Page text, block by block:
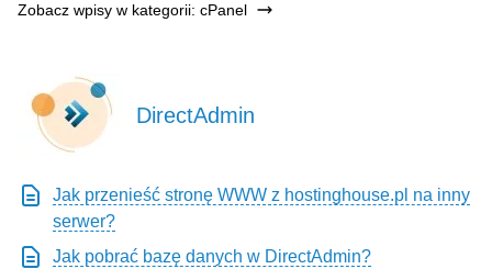
Zobacz wpisy w kategorii: cPanel
DirectAdmin
Jak przenieść stronę WWW z hostinghouse.pl na inny
serwer?
Jak pobrać bazę danych w DirectAdmin?